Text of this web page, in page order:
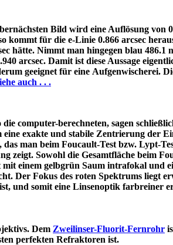
Bild wird eine Auflösung von
kommt für die e-Linie 0.866 arcsec
hätte. Nimmt man hingegen blau 486.1
arcsec. Damit ist diese Aussage
geeignet für eine Aufgenwischerei.
auch . . .
die computer-berechneten, sagen
eine exakte und stabile Zentrierung der
man beim Foucault-Test bzw. Lypt-
zeigt. Sowohl die Gesamtfläche beim
einem gelbgrün Saum intrafokal und
Der Fokus des roten Spektrums liegt
und somit eine Linsenoptik
Dem Zweilinser-Fluorit-Fernrohr
perfekten Refraktoren ist.